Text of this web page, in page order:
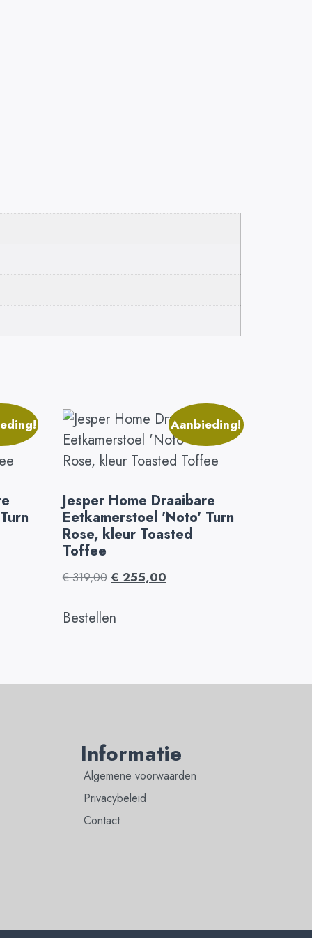
Aanbieding!
Jesper Home Draaibare
Eetkamerstoel 'Noto' Turn
Rose, kleur Toasted
Toffee
€319,00 € 255,00
Bestellen
Informatie
Algemene voorwaarden
Privacybeleid
Contact